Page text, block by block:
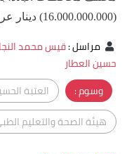
(16.000.000.000) دينار عراقي تحملها العتبة الحسينية بالكامل.
مراسل:قيس محمد
حسين العطار
وسوم :
العتبة
هيئة الصحة والتعليم